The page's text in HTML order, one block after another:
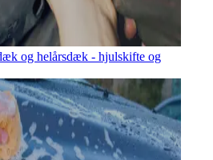
og helårsdæk - hjulskifte og